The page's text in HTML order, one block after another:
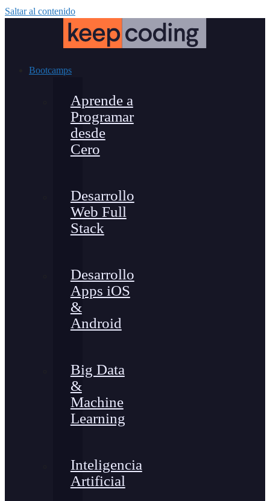
Saltar al contenido
Bootcamps
Aprende a
Programar
desde
Cero
Desarrollo
Web Full
Stack
Desarrollo
Apps iOS
&
Android
Big Data
&
Machine
Learning
Inteligencia
Artificial